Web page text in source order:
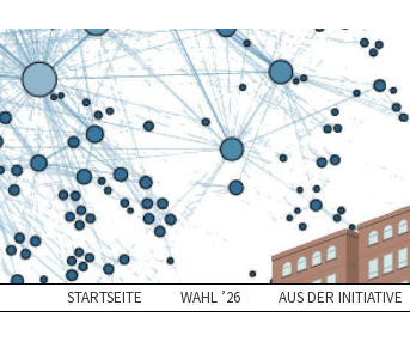
zum
Inhalt
STARTSEITE WAHL ’26 AUS DER INITIATIVE